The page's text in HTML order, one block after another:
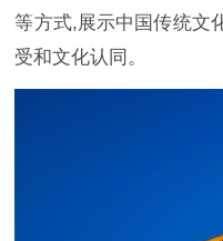
等方式,展示中国传统文
受和文化认同。